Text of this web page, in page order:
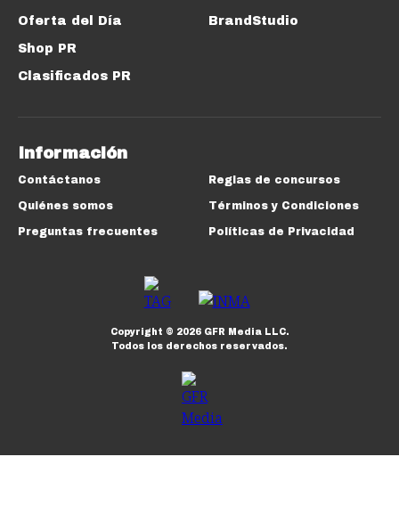
Oferta del Día
Shop PR
Clasificados PR
BrandStudio
Información
Contáctanos
Quiénes somos
Preguntas frecuentes
Reglas de concursos
Términos y Condiciones
Políticas de Privacidad
Copyright © 2026GFR Media LLC.
Todos los derechos reservados.